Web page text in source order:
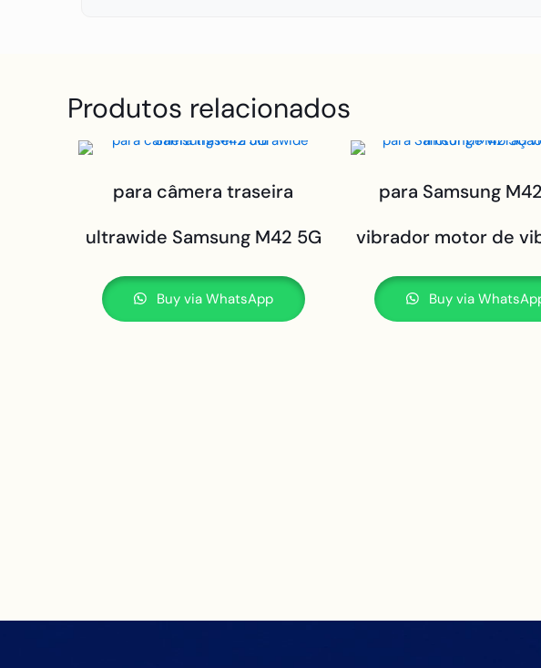
Produtos relacionados
para câmera traseira
ultrawide Samsung M42 5G
Buy via WhatsApp
para Samsung
vibrador motor de
Buy via